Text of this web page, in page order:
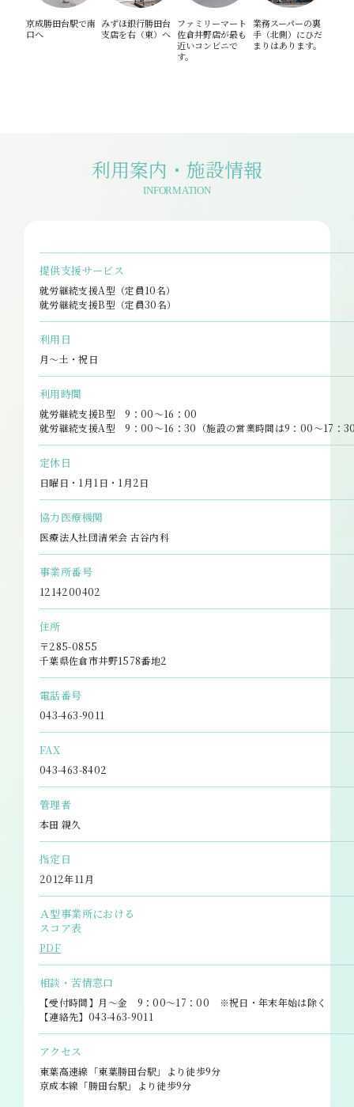
京成勝田台駅で南
口へ
みずほ銀行勝田台
支店を右（東）へ
ファミリーマート
佐倉井野店が最も
近いコンビニで
す。
業務スーパーの裏
手（北側）にひだ
まりはあります。
利用案内・施設情報
INFORMATION
提供支援サービス
就労継続支援A型（定員10名）
就労継続支援B型（定員30名）
利用日
月～土・祝日
利用時間
就労継続支援B型 9：00～16：00
就労継続支援A型 9：00～16：30（施設の営業時間は9：00～17：
定休日
日曜日・1月1日・1月2日
協力医療機関
医療法人社団清栄会 古谷内科
事業所番号
1214200402
住所
〒285-0855
千葉県佐倉市井野1578番地2
電話番号
043-463-9011
FAX
043-463-8402
管理者
本田 親久
指定日
2012年11月
Ａ型事業所における
スコア表
PDF
相談・苦情窓口
【受付時間】月～金 9：00～17：00 ※祝日・年末年始は除く
【連絡先】043-463-9011
アクセス
東葉高速線「東葉勝田台駅」より徒歩9分
京成本線「勝田台駅」より徒歩9分